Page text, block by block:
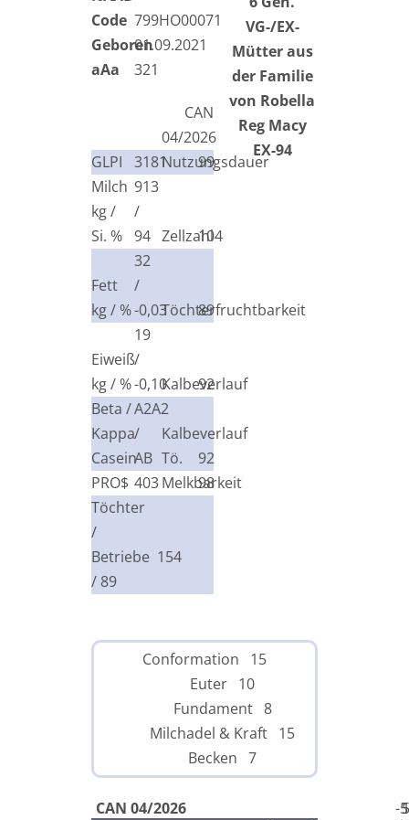
Code 799HO00071
Geboren01.09.2021
aAa
321
CAN
04/2026
GLPI
3181Nutzungsdauer
99
Milch
kg /
Si. %
913
/
94 Zellzahl
104
Fett
kg / %
32
/
-0,03Töchterfruchtbarkeit
89
Eiweiß
kg / %
19
/
-0,10Kalbeverlauf
92
Beta /
Kappa
Casein
A2A2
/
AB
Kalbeverlauf
Tö.
92
PRO$ 403Melkbarkeit
98
Töchter
/
Betriebe 154
/ 89
VG-/EX-
Mütter aus
der Familie
von Robella
Reg Macy
EX-94
Conformation 15
Euter 10
Fundament 8
Milchadel & Kraft 15
Becken 7
CAN 04/2026 -5